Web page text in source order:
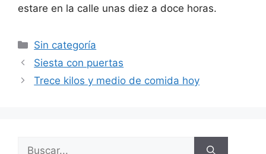
estare en la calle unas diez a doce horas.
Categorías
Sin categoría
Siesta con puertas
Trece kilos y medio de comida hoy